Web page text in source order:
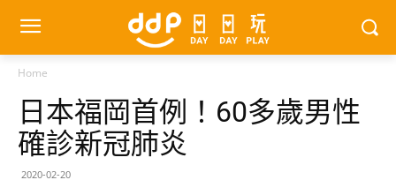
Home
日本福岡首例！60多歲男性
確診新冠肺炎
2020-02-20